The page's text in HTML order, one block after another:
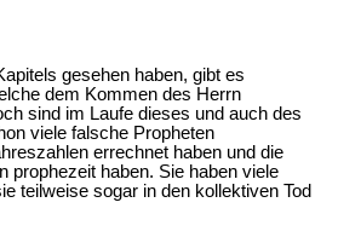
gesehen haben, gibt es
dem Kommen des Herrn
sind im Laufe dieses und auch des
viele falsche Propheten
errechnet haben und die
prophezeit haben. Sie haben viele
teilweise sogar in den kollektiven Tod